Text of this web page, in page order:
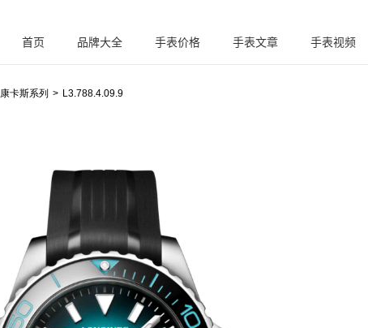
腕
首页 品牌大全 手表价格 手表文章 手表视频
康卡斯系列 L3.788.4.09.9